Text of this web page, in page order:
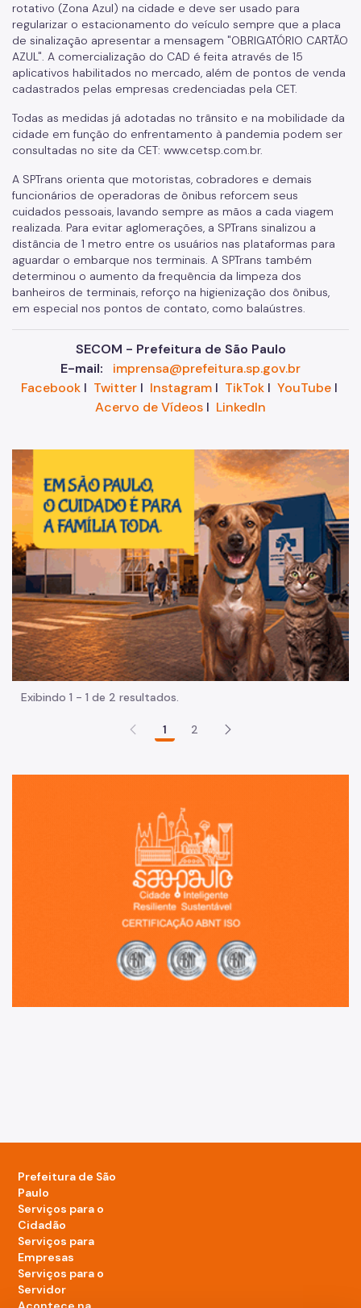
rotativo (Zona Azul) na cidade e deve ser usado para
regularizar o estacionamento do veículo sempre que a placa
de sinalização apresentar a mensagem "OBRIGATÓRIO CARTÃO
AZUL". A comercialização do CAD é feita através de 15
aplicativos habilitados no mercado, além de pontos de venda
cadastrados pelas empresas credenciadas pela CET.
Todas as medidas já adotadas no trânsito e na mobilidade da
cidade em função do enfrentamento à pandemia podem ser
consultadas no site da CET: www.cetsp.com.br.
A SPTrans orienta que motoristas, cobradores e demais
funcionários de operadoras de ônibus reforcem seus
cuidados pessoais, lavando sempre as mãos a cada viagem
realizada. Para evitar aglomerações, a SPTrans sinalizou a
distância de 1 metro entre os usuários nas plataformas para
aguardar o embarque nos terminais. A SPTrans também
determinou o aumento da frequência da limpeza dos
banheiros de terminais, reforço na higienização dos ônibus,
em especial nos pontos de contato, como balaústres.
SECOM - Prefeitura de São Paulo
E-mail:
imprensa@prefeitura.sp.gov.br
FacebookI TwitterI InstagramI TikTokI YouTubeI
Acervo de Vídeos I LinkedIn
Exibindo 1 - 1 de 2 resultados.
1 2
Prefeitura de São
Paulo
Serviços para o
Cidadão
Serviços para
Empresas
Serviços para o
Servidor